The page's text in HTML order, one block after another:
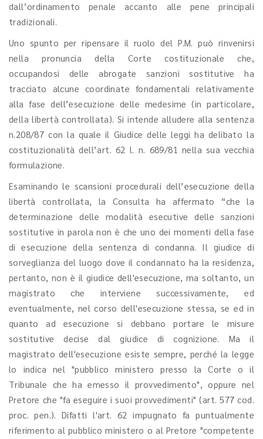
dall’ordinamento penale accanto alle pene principali
tradizionali.
Uno spunto per ripensare il ruolo del P.M. può rinvenirsi
nella pronuncia della Corte costituzionale che,
occupandosi delle abrogate sanzioni sostitutive ha
tracciato alcune coordinate fondamentali relativamente
alla fase dell’esecuzione delle medesime (in particolare,
della libertà controllata). Si intende alludere alla sentenza
n.208/87 con la quale il Giudice delle leggi ha delibato la
costituzionalità dell’art. 62 l. n. 689/81 nella sua vecchia
formulazione.
Esaminando le scansioni procedurali dell’esecuzione della
libertà controllata, la Consulta ha affermato “che la
determinazione delle modalità esecutive delle sanzioni
sostitutive in parola non è che uno dei momenti della fase
di esecuzione della sentenza di condanna. Il giudice di
sorveglianza del luogo dove il condannato ha la residenza,
pertanto, non è il giudice dell'esecuzione, ma soltanto, un
magistrato che interviene successivamente, ed
eventualmente, nel corso dell'esecuzione stessa, se ed in
quanto ad esecuzione si debbano portare le misure
sostitutive decise dal giudice di cognizione. Ma il
magistrato dell'esecuzione esiste sempre, perché la legge
lo indica nel "pubblico ministero presso la Corte o il
Tribunale che ha emesso il provvedimento", oppure nel
Pretore che "fa eseguire i suoi provvedimenti" (art. 577 cod.
proc. pen.). Difatti l'art. 62 impugnato fa puntualmente
riferimento al pubblico ministero o al Pretore "competente